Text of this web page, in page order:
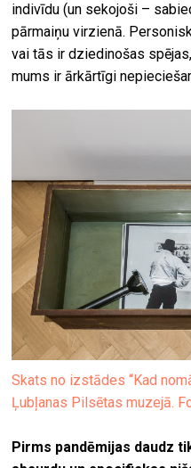
indivīdu (un sekojoši –
pārmaiņu virzienā.
vai tās ir dziedinošas
mums ir ārkārtīgi
Skats no izstādes “Kad
Ļubļanas Pilsētas muzejā.
Pirms pandēmijas daudz